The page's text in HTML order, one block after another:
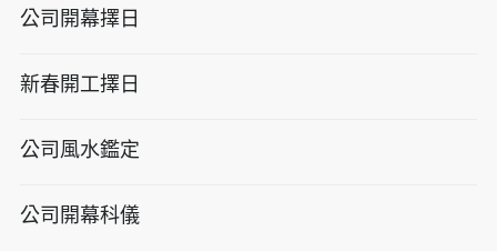
公司開幕擇日
新春開工擇日
公司風水鑑定
公司開幕科儀